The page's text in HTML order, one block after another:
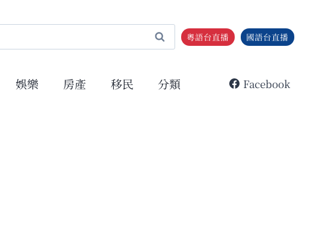
粵語台直播 國語台直播
娛樂 房產 移民 分類 Facebook